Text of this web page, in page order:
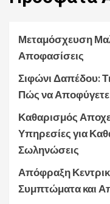
Μεταμόσχευση
Αποφασίσεις
Σιφώνι Δαπέδου:
Πώς να Αποφύγετε
Καθαρισμός
Υπηρεσίες για
Σωληνώσεις
Απόφραξη
Συμπτώματα και